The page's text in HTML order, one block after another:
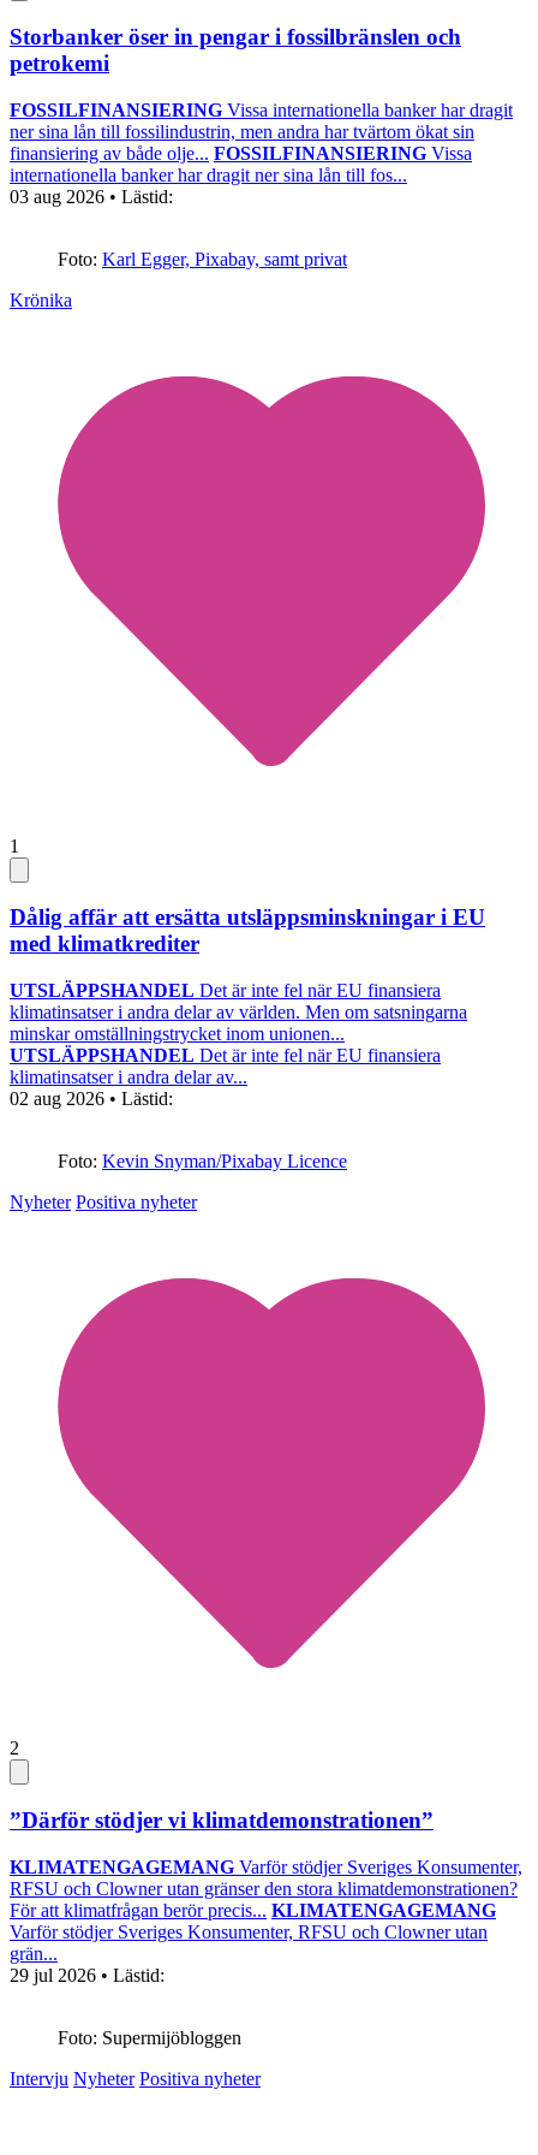
Storbanker öser in pengar i fossilbränslen och
petrokemi
FOSSILFINANSIERING Vissa internationella banker har dragit
ner sina lån till fossilindustrin, men andra har tvärtom ökat sin
finansiering av både olje... FOSSILFINANSIERING Vissa
internationella banker har dragit ner sina lån till fos...
03 aug 2026 • Lästid:
Foto: Karl Egger, Pixabay, samt privat
Krönika
1
Dålig affär att ersätta utsläppsminskningar i EU
med klimatkrediter
UTSLÄPPSHANDEL Det är inte fel när EU finansiera
klimatinsatser i andra delar av världen. Men om satsningarna
minskar omställningstrycket inom unionen...
UTSLÄPPSHANDEL Det är inte fel när EU finansiera
klimatinsatser i andra delar av...
02 aug 2026 • Lästid:
Foto: Kevin Snyman/Pixabay Licence
Nyheter Positiva nyheter
2
”Därför stödjer vi klimatdemonstrationen”
KLIMATENGAGEMANG Varför stödjer Sveriges Konsumenter,
RFSU och Clowner utan gränser den stora klimatdemonstrationen?
För att klimatfrågan berör precis... KLIMATENGAGEMANG
Varför stödjer Sveriges Konsumenter, RFSU och Clowner utan
grän...
29 jul 2026 • Lästid:
Foto: Supermijöbloggen
Intervju Nyheter Positiva nyheter